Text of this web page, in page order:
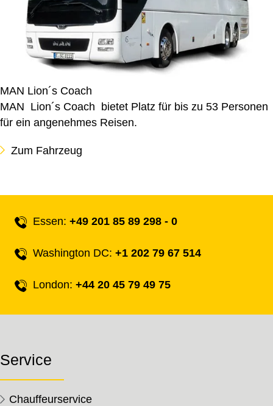
MAN Lion´s Coach
MAN Lion´s Coach bietet Platz für bis zu 53 Personen
für ein angenehmes Reisen.
Zum Fahrzeug
Essen:+49 201 85 89 298 - 0
Washington DC:+1 202 79 67 514
London:+44 20 45 79 49 75
Service
Chauffeurservice